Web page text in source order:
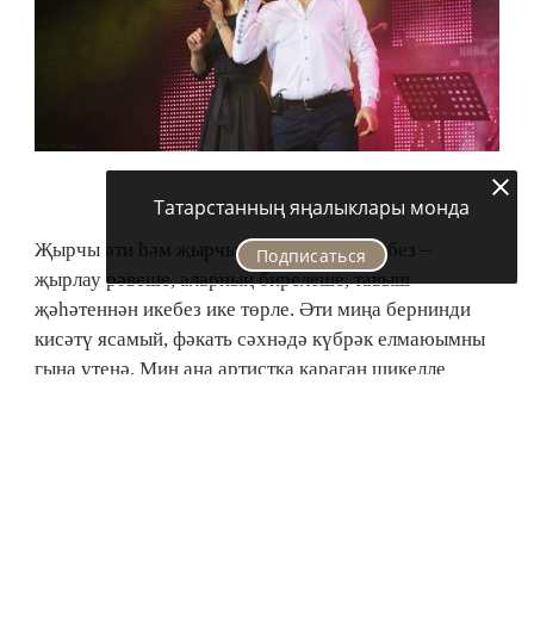
Җырчы әти һәм җырчы кыз. «Әти белән без –
җырлау рәвеше, аларның бирелеше, тавыш
җәһәтеннән икебез ике төрле. Әти миңа бернинди
кисәтү ясамый, фәкать сәхнәдә күбрәк елмаюымны
гына үтенә. Мин аңа артистка караган шикелле
Татарстанның яңалыклары монда
Подписаться